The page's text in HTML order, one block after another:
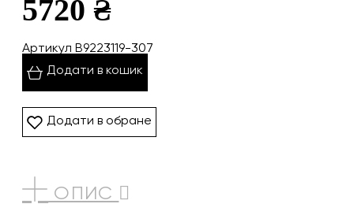
5720 ₴
Артикул B9223119-307
Додати в кошик
Додати в обране
ОПИС